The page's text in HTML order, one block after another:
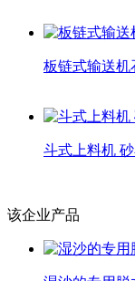
板链式输送机
斗式上料机
该企业产品